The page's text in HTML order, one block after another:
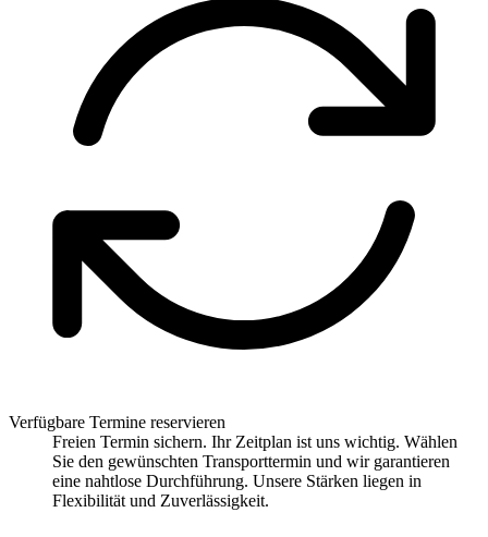
Verfügbare Termine reservieren
Freien Termin sichern. Ihr Zeitplan ist uns wichtig. Wählen
Sie den gewünschten Transporttermin und wir garantieren
eine nahtlose Durchführung. Unsere Stärken liegen in
Flexibilität und Zuverlässigkeit.